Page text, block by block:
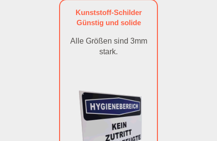
Kunststoff-Schilder
Günstig und solide
Alle Größen sind 3mm
stark.